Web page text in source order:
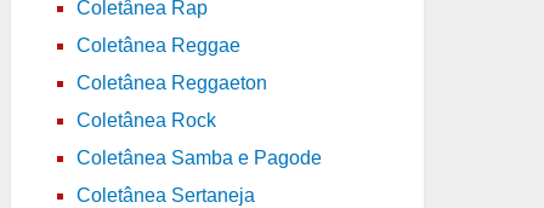
Coletânea Rap
Coletânea Reggae
Coletânea Reggaeton
Coletânea Rock
Coletânea Samba e Pagode
Coletânea Sertaneja